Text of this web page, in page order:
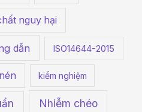
nguy hại
dẫn ISO14644-2015
kiểm nghiệm
Nhiễm chéo